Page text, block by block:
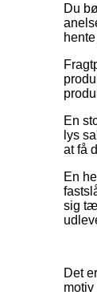
Du
En
lys
at få
En
sig
Det